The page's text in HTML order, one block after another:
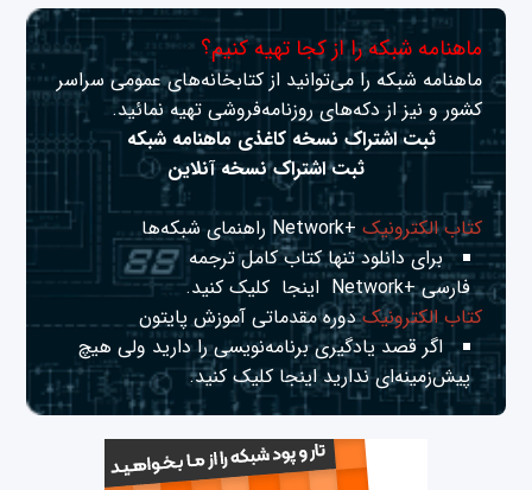
ماهنامه شبکه را از کجا تهیه کنیم؟
ماهنامه شبکه را می‌توانید از کتابخانه‌های عمومی سراسر
کشور و نیز از دکه‌های روزنامه‌فروشی تهیه نمائید.
ثبت اشتراک نسخه کاغذی ماهنامه شبکه
ثبت اشتراک نسخه آنلاین
کتاب الکترونیک+Network راهنمای شبکه‌ها
برای دانلود تنها کتاب کامل ترجمه
فارسی +Network
اینجا کلیک کنید.
کتاب الکترونیکدوره مقدماتی آموزش پایتون
اگر قصد یادگیری برنامه‌نویسی را دارید ولی هیچ
پیش‌زمینه‌ای نداریداینجا کلیک کنید.